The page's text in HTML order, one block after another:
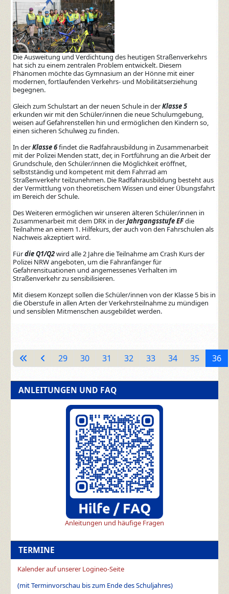
ANLEITUNGEN UND FAQ
Anleitungen und häufige Fragen
TERMINE
Kalender auf unserer Logineo-Seite
(mit Terminvorschau bis zum Ende des Schuljahres)
Die Ausweitung und Verdichtung des heutigen Straßenverkehrs
hat sich zu einem zentralen Problem entwickelt. Diesem
Phänomen möchte das Gymnasium an der Hönne mit einer
modernen, fortlaufenden Verkehrs- und Mobilitätserziehung
begegnen.
Gleich zum Schulstart an der neuen Schule in derKlasse 5
erkunden wir mit den Schüler/innen die neue Schulumgebung,
weisen auf Gefahrenstellen hin und ermöglichen den Kindern so,
einen sicheren Schulweg zu finden.
In derKlasse 6findet die Radfahrausbildung in Zusammenarbeit
mit der Polizei Menden statt, der, in Fortführung an die Arbeit der
Grundschule, den Schüler/innen die Möglichkeit eröffnet,
selbstständig und kompetent mit dem Fahrrad am
Straßenverkehr teilzunehmen. Die Radfahrausbildung besteht aus
der Vermittlung von theoretischem Wissen und einer Übungsfahrt
im Bereich der Schule.
Des Weiteren ermöglichen wir unseren älteren Schüler/innen in
Zusammenarbeit mit dem DRK in derJahrgangsstufe EFdie
Teilnahme an einem 1. Hilfekurs, der auch von den Fahrschulen als
Nachweis akzeptiert wird.
Fürdie Q1/Q2wird alle 2 Jahre die Teilnahme am Crash Kurs der
Polizei NRW angeboten, um die Fahranfänger für
Gefahrensituationen und angemessenes Verhalten im
Straßenverkehr zu sensibilisieren.
Mit diesem Konzept sollen die Schüler/innen von der Klasse 5 bis in
die Oberstufe in allen Arten der Verkehrsteilnahme zu mündigen
und sensiblen Mitmenschen ausgebildet werden.
Seite 36 von 38
29 30 31 32 33 34 35 36